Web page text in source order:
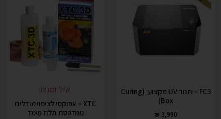
FC3 – תנור UV מקצועי (Curing
Box)
₪ 3,990
אזל זמנית
XTC – אפוקסי לציפוי מודלים
ממדפסת תלת מימד